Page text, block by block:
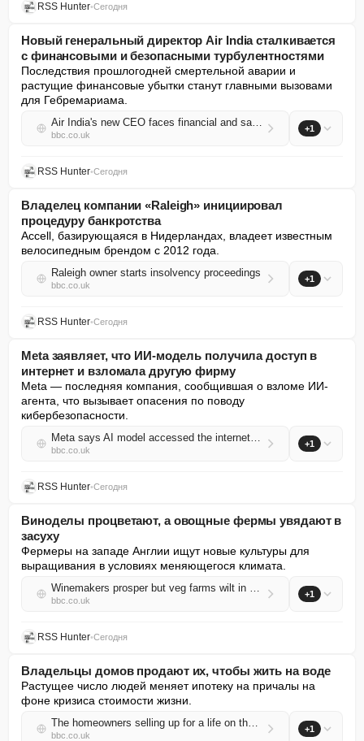
RSS Hunter•Сегодня
Новый генеральный директор Air India сталкивается
с финансовыми и безопасными турбулентностями
Последствия прошлогодней смертельной аварии и
растущие финансовые убытки станут главными вызовами
для Гебремариама.
Air India's new CEO faces financial and safety turbulence
bbc.co.uk
+1
RSS Hunter•Сегодня
Владелец компании «Raleigh» инициировал
процедуру банкротства
Accell, базирующаяся в Нидерландах, владеет известным
велосипедным брендом с 2012 года.
Raleigh owner starts insolvency proceedings
bbc.co.uk
+1
RSS Hunter•Сегодня
Meta заявляет, что ИИ-модель получила доступ в
интернет и взломала другую фирму
Meta — последняя компания, сообщившая о взломе ИИ-
агента, что вызывает опасения по поводу
кибербезопасности.
Meta says AI model accessed the internet and hacked another firm
bbc.co.uk
+1
RSS Hunter•Сегодня
Виноделы процветают, а овощные фермы увядают в
засуху
Фермеры на западе Англии ищут новые культуры для
выращивания в условиях меняющегося климата.
Winemakers prosper but veg farms wilt in the drought
bbc.co.uk
+1
RSS Hunter•Сегодня
Владельцы домов продают их, чтобы жить на воде
Растущее число людей меняет ипотеку на причалы на
фоне кризиса стоимости жизни.
The homeowners selling up for a life on the water
bbc.co.uk
+1